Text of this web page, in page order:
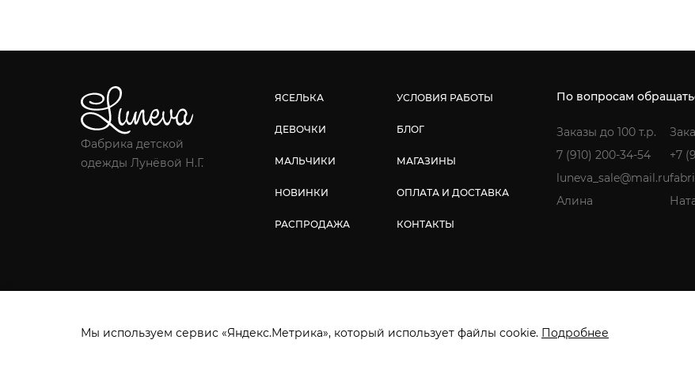
Фабрика детской
одежды Лунёвой Н.Г.
ЯСЕЛЬКА
ДЕВОЧКИ
МАЛЬЧИКИ
НОВИНКИ
РАСПРОДАЖА
УСЛОВИЯ РАБОТЫ
БЛОГ
МАГАЗИНЫ
ОПЛАТА И ДОСТАВКА
КОНТАКТЫ
По вопросам
Заказы до 100 т.р.
7 (910) 200-34-54
luneva_sale@mail.ru
Алина
+7
Создание сайта: Инфо-Сити
Мы используем сервис «Яндекс.Метрика», который использует файлы cookie. Подробнее